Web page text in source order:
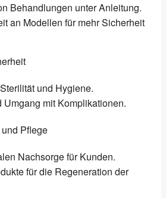
Behandlungen unter Anleitung.
an Modellen für mehr Sicherheit
und Hygiene.
Umgang mit Komplikationen.
Pflege
Nachsorge für Kunden.
für die Regeneration der